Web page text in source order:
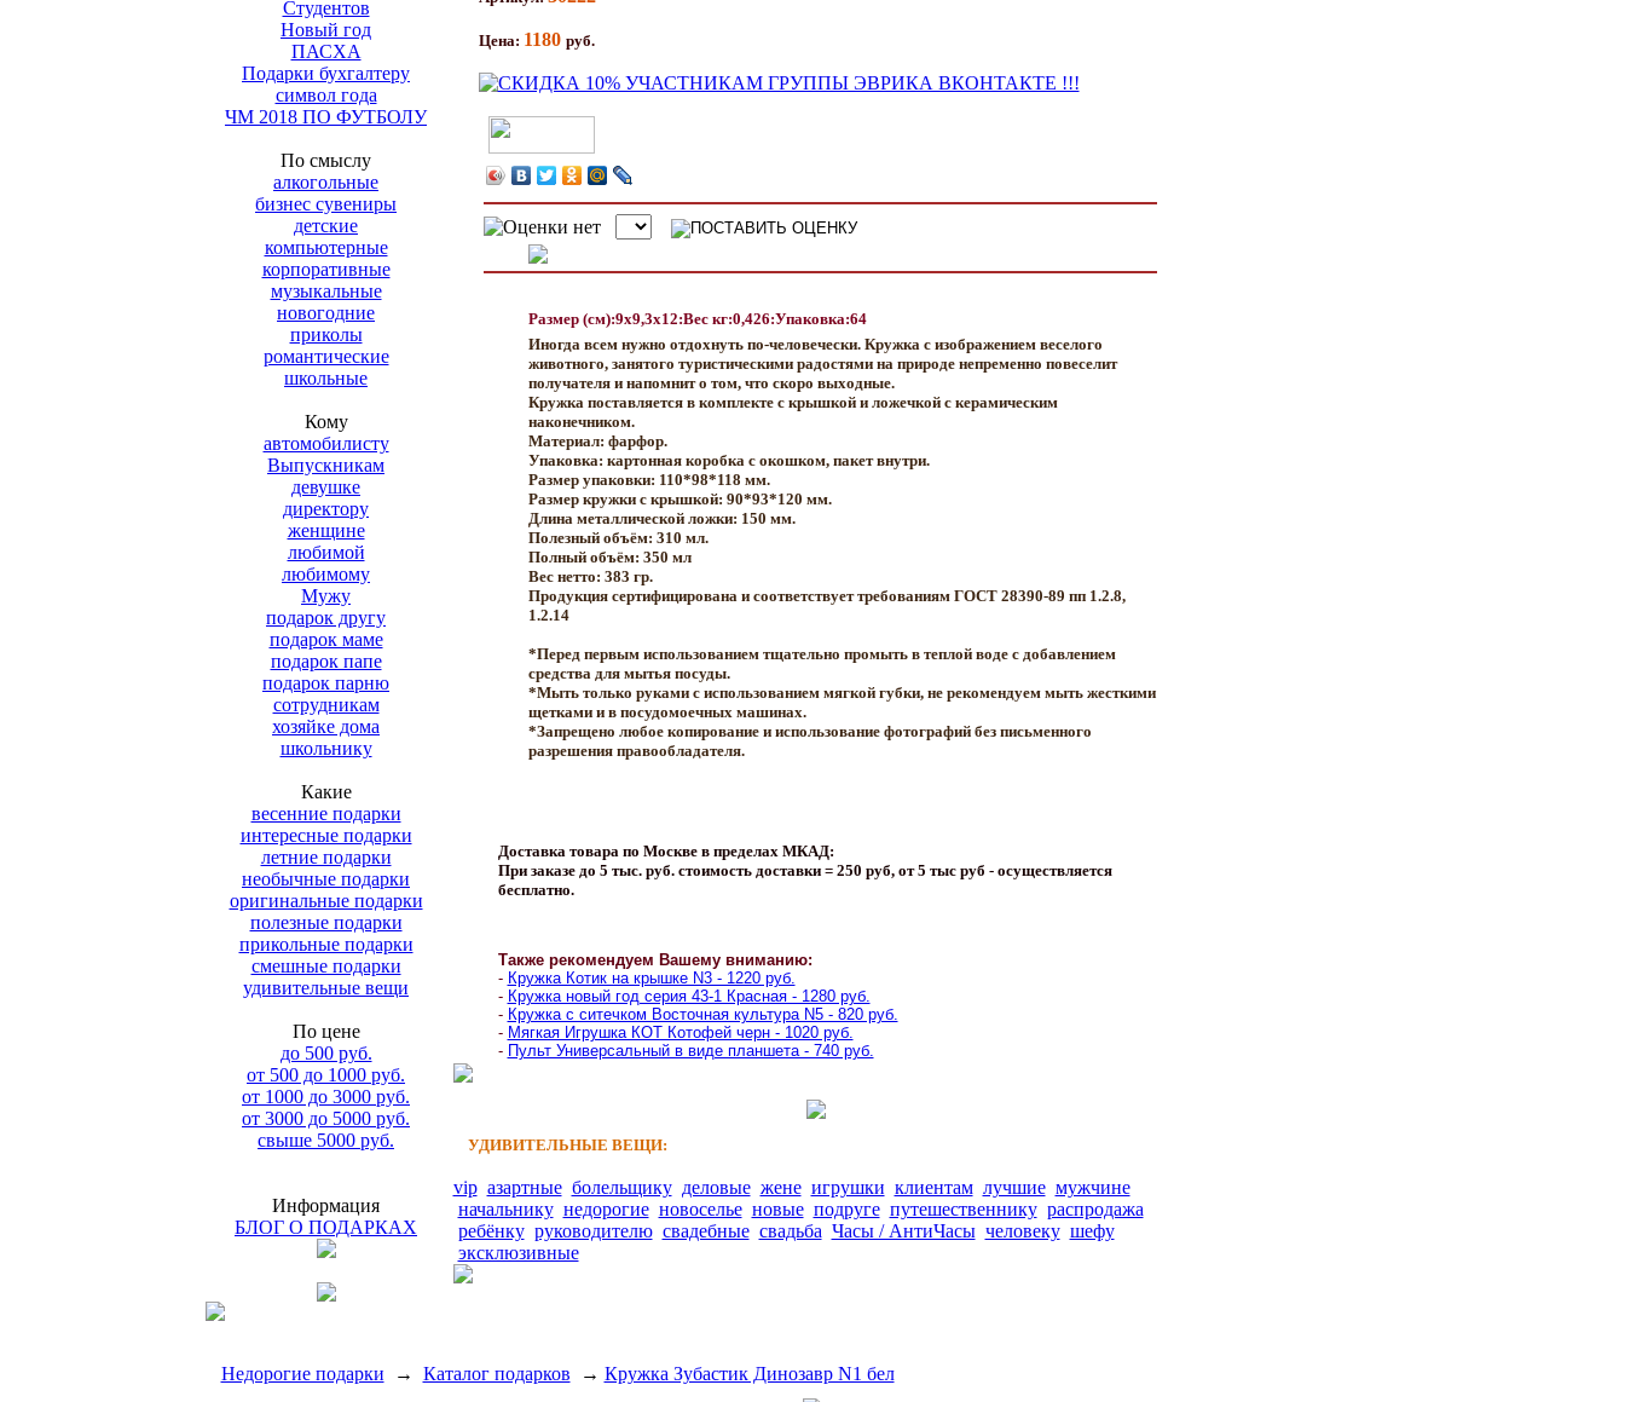
Студентов
Новый год
ПАСХА
Подарки бухгалтеру
символ года
ЧМ 2018 ПО ФУТБОЛУ
По смыслу
алкогольные
бизнес сувениры
детские
компьютерные
корпоративные
музыкальные
новогодние
приколы
романтические
школьные
Кому
автомобилисту
Выпускникам
девушке
директору
женщине
любимой
любимому
Мужу
подарок другу
подарок маме
подарок папе
подарок парню
сотрудникам
хозяйке дома
школьнику
Какие
весенние подарки
интересные подарки
летние подарки
необычные подарки
оригинальные подарки
полезные подарки
прикольные подарки
смешные подарки
удивительные вещи
По цене
до 500 руб.
от 500 до 1000 руб.
от 1000 до 3000 руб.
от 3000 до 5000 руб.
свыше 5000 руб.
Информация
БЛОГ О ПОДАРКАХ
Цена: 1180 руб.
Размер (см):9x9,3x12:Вес кг:0,426:Упаковка:64
Иногда всем нужно отдохнуть по-человечески. Кружка с изображением веселого
животного, занятого туристическими радостями на природе непременно повеселит
получателя и напомнит о том, что скоро выходные.
Кружка поставляется в комплекте с крышкой и ложечкой с керамическим
наконечником.
Материал: фарфор.
Упаковка: картонная коробка с окошком, пакет внутри.
Размер упаковки: 110*98*118 мм.
Размер кружки с крышкой: 90*93*120 мм.
Длина металлической ложки: 150 мм.
Полезный объём: 310 мл.
Полный объём: 350 мл
Вес нетто: 383 гр.
Продукция сертифицирована и соответствует требованиям ГОСТ 28390-89 пп 1.2.8,
1.2.14
*Перед первым использованием тщательно промыть в теплой воде с добавлением
средства для мытья посуды.
*Мыть только руками с использованием мягкой губки, не рекомендуем мыть жесткими
щетками и в посудомоечных машинах.
*Запрещено любое копирование и использование фотографий без письменного
разрешения правообладателя.
Доставка товара по Москве в пределах МКАД:
При заказе до 5 тыс. руб. стоимость доставки = 250 руб, от 5 тыс руб - осуществляется
бесплатно.
Также рекомендуем Вашему вниманию:
- Кружка Котик на крышке N3 - 1220 руб.
- Кружка новый год серия 43-1 Красная - 1280 руб.
- Кружка с ситечком Восточная культура N5 - 820 руб.
- Мягкая Игрушка КОТ Котофей черн - 1020 руб.
- Пульт Универсальный в виде планшета - 740 руб.
УДИВИТЕЛЬНЫЕ ВЕЩИ:
vip азартные болельщику деловые жене игрушки клиентам лучшие мужчине
начальнику недорогие новоселье новые подруге путешественнику распродажа
ребёнку руководителю свадебные свадьба Часы / АнтиЧасы человеку шефу
эксклюзивные
Недорогие подарки → Каталог подарков → Кружка Зубастик Динозавр N1 бел